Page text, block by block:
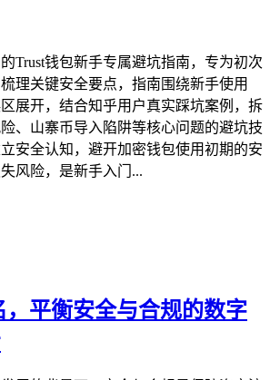
Trust钱包新手专属避坑指南，专为初次
理关键安全要点，指南围绕新手使用
展开，结合知乎用户真实踩坑案例，拆
、山寨币导入陷阱等核心问题的避坑技
安全认知，避开加密钱包使用初期的安
风险，是新手入门...
平衡安全与合规的数字